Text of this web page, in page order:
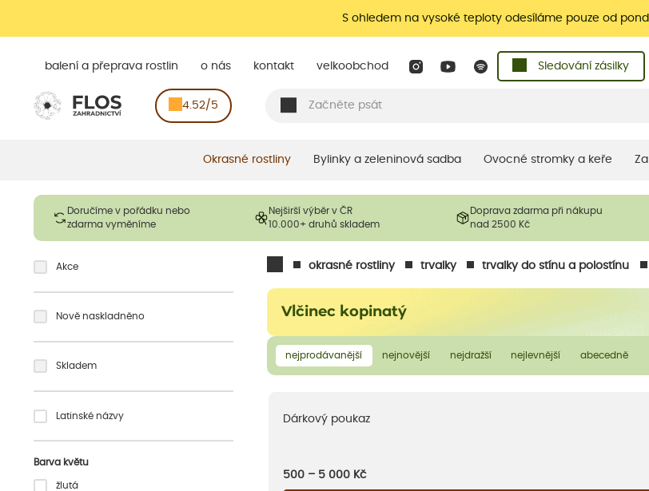
S ohledem na vysoké teploty odesíláme pouze od
balení a přeprava rostlin o nás kontakt velkoobchod Sledování zásilky
4.52/5
Okrasné rostliny Bylinky a zeleninová sadba Ovocné stromky a keře
Doručíme v pořádku nebo
zdarma vyměníme
Nejširší výběr v ČR
10.000+ druhů skladem
Doprava zdarma při nákupu
nad 2500 Kč
okrasné rostliny trvalky trvalky do stínu a polostínu
Vlčinec kopinatý
nejprodávanější nejnovější nejdražší nejlevnější abecedně
Akce
Nově naskladněno
Skladem
Latinské názvy
Barva květu
žlutá
Dárkový poukaz
500 – 5 000 Kč